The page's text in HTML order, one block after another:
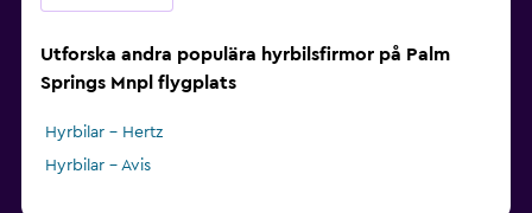
Utforska andra populära hyrbilsfirmor på Palm
Springs Mnpl flygplats
Hyrbilar – Hertz
Hyrbilar – Avis